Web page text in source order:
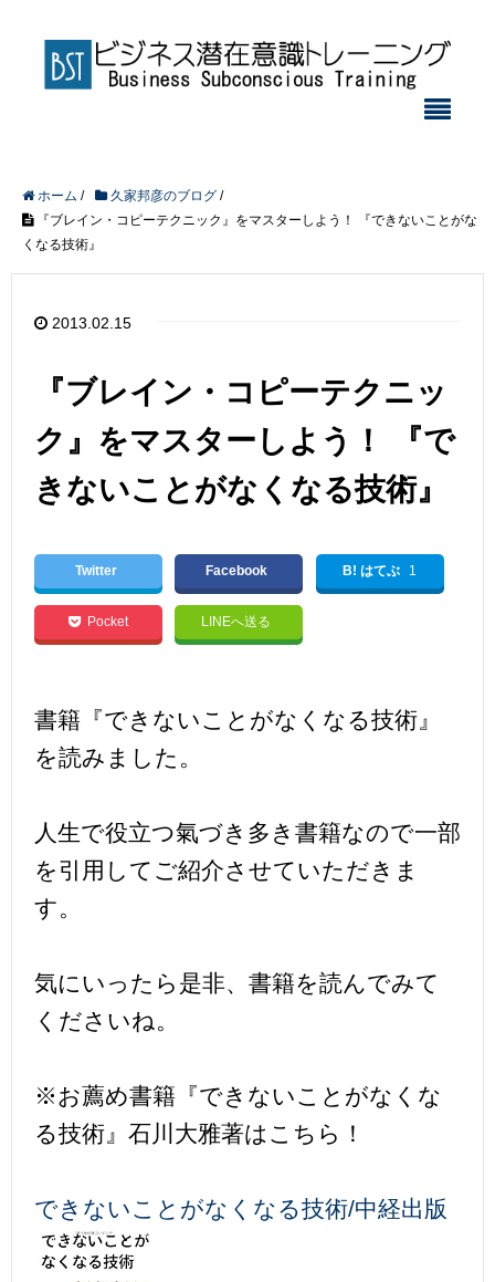
ホーム / 久家邦彦のブログ /
『ブレイン・コピーテクニック』をマスターしよう！ 『できないことがな
くなる技術』
2013.02.15
『ブレイン・コピーテクニッ
ク』をマスターしよう！ 『で
きないことがなくなる技術』
Twitter Facebook B! はてぶ 1
Pocket LINEへ送る
書籍『できないことがなくなる技術』
を読みました。
人生で役立つ氣づき多き書籍なので一部
を引用してご紹介させていただきま
す。
気にいったら是非、書籍を読んでみて
くださいね。
※お薦め書籍『できないことがなくな
る技術』石川大雅著はこちら！
できないことがなくなる技術/中経出版